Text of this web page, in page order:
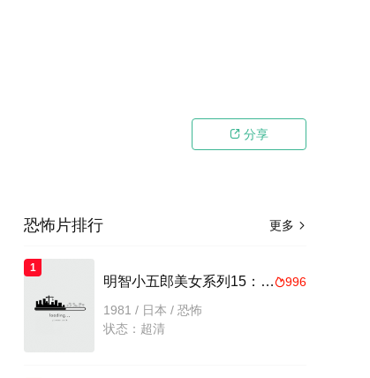
 分享
更多 
恐怖片排行
1
996
明智小五郎美女系列15：镜地狱的美女江户川乱步的影男
1981 / 日本 / 恐怖
状态：超清